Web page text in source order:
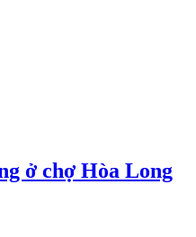
ở chợ Hòa Long